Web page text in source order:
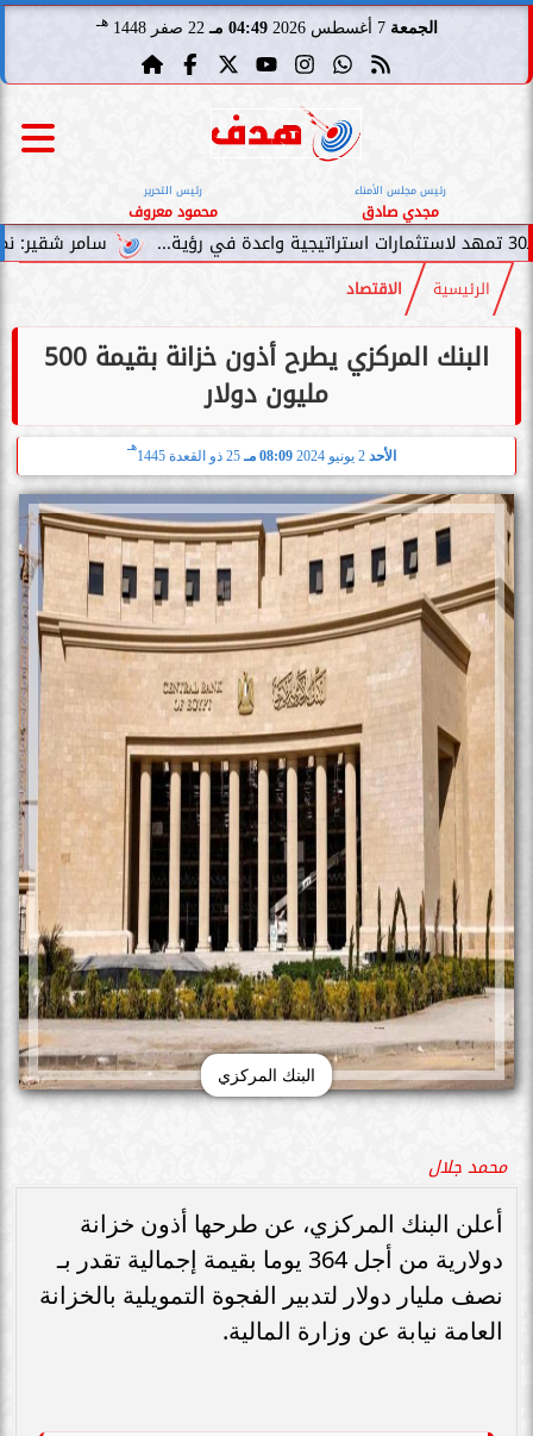
الجمعة 7 أغسطس 2026 04:49 مـ 22 صفر 1448 هـ
رئيس مجلس الأمناء
مجدي صادق
رئيس التحرير
محمود معروف
سامر شقير: نمو صناديق
الرئيسية الاقتصاد
البنك المركزي يطرح أذون خزانة بقيمة 500
مليون دولار
الأحد 08:09 مـ 25 ذو القعدة 1445
هـ
البنك المركزي
محمد جلال
أعلن البنك المركزي، عن طرحها أذون خزانة
دولارية من أجل 364 يوما بقيمة إجمالية تقدر بـ
نصف مليار دولار لتدبير الفجوة التمويلية بالخزانة
العامة نيابة عن وزارة المالية.